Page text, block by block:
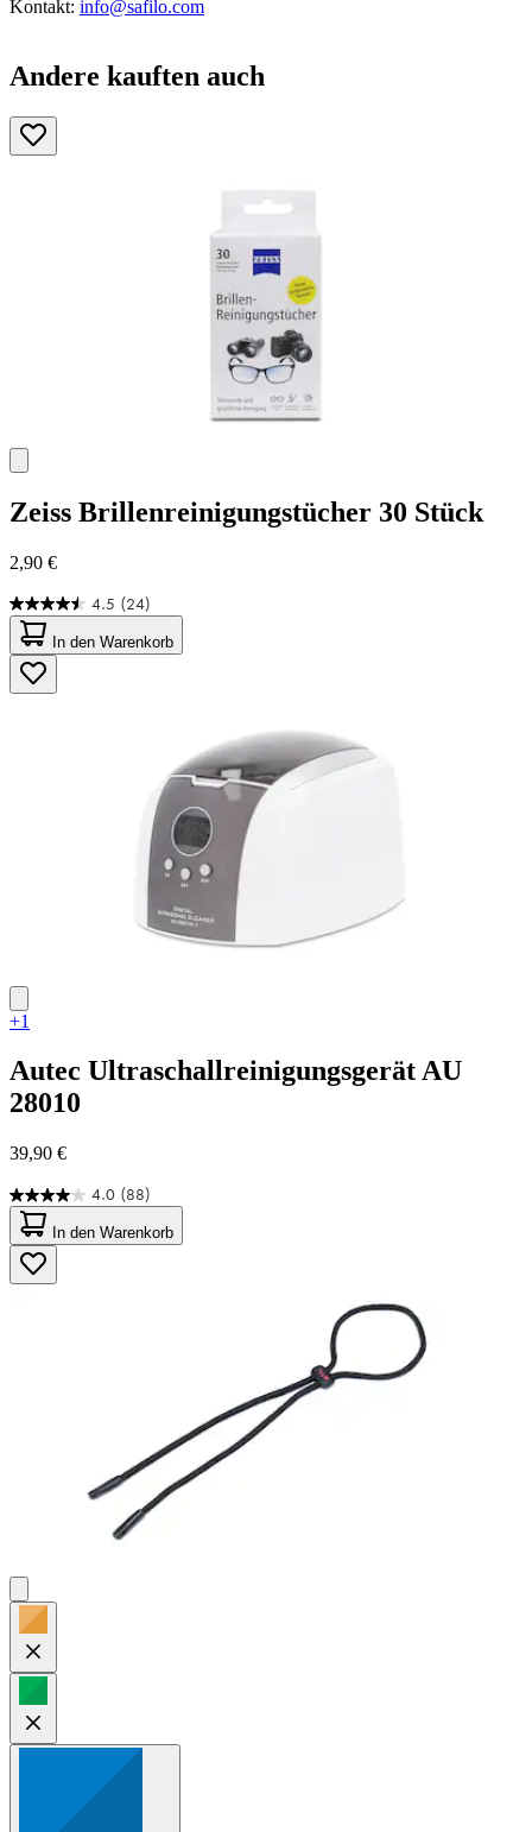
Kontakt: info@safilo.com
Andere kauften auch
Zeiss Brillenreinigungstücher 30 Stück
2,90 €
4.5 (24)
4.5
von
5
Sternen.
24
In den Warenkorb
+1
Autec Ultraschallreinigungsgerät AU
28010
39,90 €
4.0 (88)
4.0
von
5
Sternen.
88
In den Warenkorb